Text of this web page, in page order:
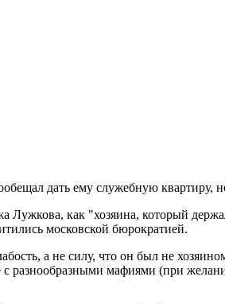
дать ему служебную квартиру,
как "хозяина, который
московской бюрократией.
а не силу, что он был не
с разнообразными мафиями (при